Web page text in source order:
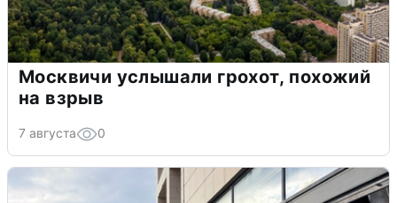
Москвичи услышали грохот, похожий
на взрыв
7 августа 0